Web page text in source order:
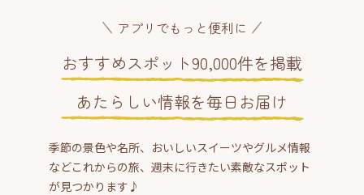
アプリでもっと便利に
おすすめスポット90,000件を掲載
あたらしい情報を毎日お届け
季節の景色や名所、おいしいスイーツやグルメ情報
などこれからの旅、週末に行きたい素敵なスポット
が見つかります♪